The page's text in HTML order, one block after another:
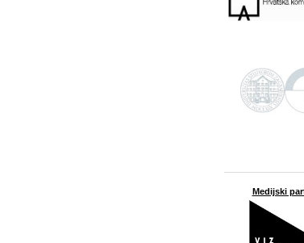
Medijski